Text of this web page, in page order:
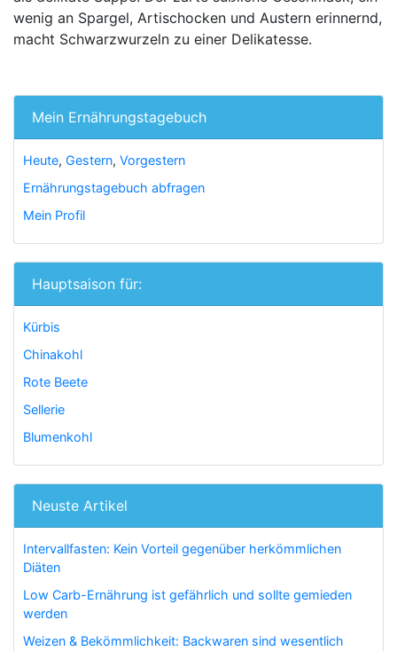
wenig an Spargel, Artischocken und Austern erinnernd,
macht Schwarzwurzeln zu einer Delikatesse.
Mein Ernährungstagebuch
Heute, Gestern, Vorgestern
Ernährungstagebuch abfragen
Mein Profil
Hauptsaison für:
Kürbis
Chinakohl
Rote Beete
Sellerie
Blumenkohl
Neuste Artikel
Intervallfasten: Kein Vorteil gegenüber herkömmlichen
Diäten
Low Carb-Ernährung ist gefährlich und sollte gemieden
werden
Weizen & Bekömmlichkeit: Backwaren sind wesentlich